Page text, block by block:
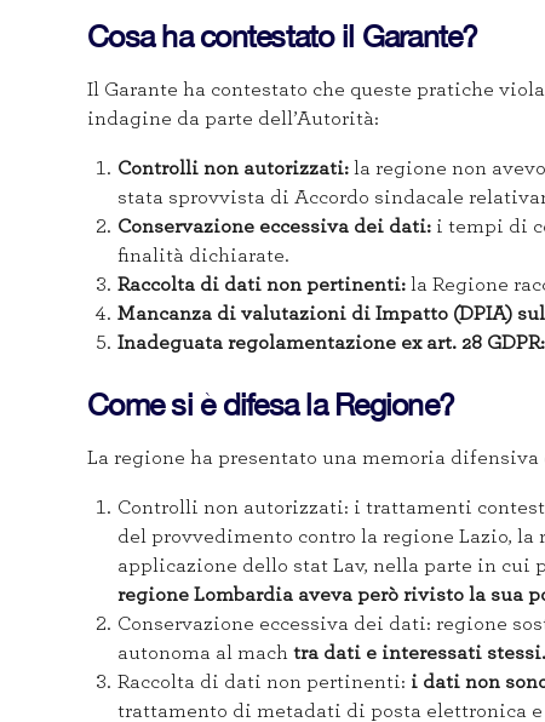
Cosa ha contestato il Garante?
Il Garante ha contestato che queste pratiche
indagine da parte dell’Autorità:
Controlli non autorizzati:la regione non
stata sprovvista di Accordo sindacale
Conservazione eccessiva dei dati:i tempi di
finalità dichiarate.
Raccolta di dati non pertinenti:la Regione
Mancanza di valutazioni di Impatto (DPIA)
Inadeguata regolamentazione ex art. 28 GDPR:
Come si è difesa la Regione?
La regione ha presentato una memoria difensiva
Controlli non autorizzati: i trattamenti
del provvedimento contro la regione Lazio,
applicazione dello stat Lav, nella parte in cui
regione Lombardia aveva però rivisto la sua
Conservazione eccessiva dei dati: regione
autonoma al mach tra dati e interessati stessi.
Raccolta di dati non pertinenti: i dati non
trattamento di metadati di posta elettronica